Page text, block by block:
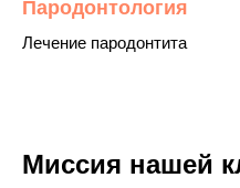
Пародонтология
Лечение пародонтита
Миссия нашей